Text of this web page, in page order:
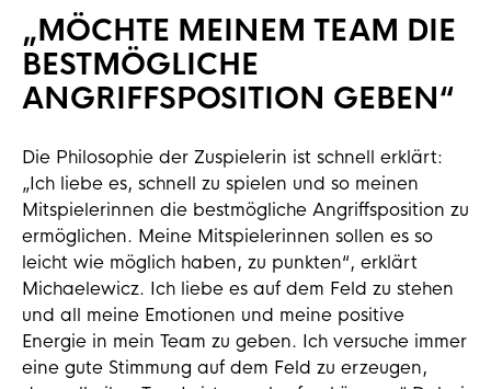
„MÖCHTE MEINEM TEAM DIE
BESTMÖGLICHE
ANGRIFFSPOSITION GEBEN“
Die Philosophie der Zuspielerin ist schnell erklärt:
„Ich liebe es, schnell zu spielen und so meinen
Mitspielerinnen die bestmögliche Angriffsposition zu
ermöglichen. Meine Mitspielerinnen sollen es so
leicht wie möglich haben, zu punkten“, erklärt
Michaelewicz. Ich liebe es auf dem Feld zu stehen
und all meine Emotionen und meine positive
Energie in mein Team zu geben. Ich versuche immer
eine gute Stimmung auf dem Feld zu erzeugen,